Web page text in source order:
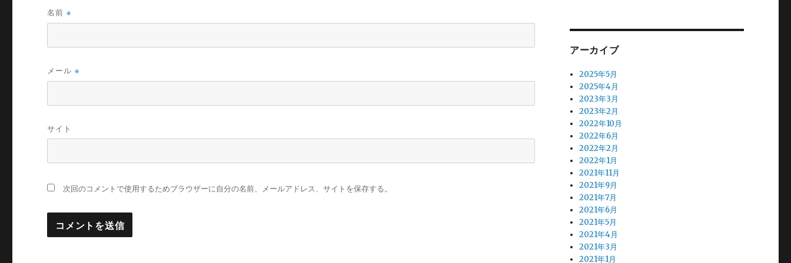
名前※
メール※
サイト
次回のコメントで使用するためブラウザーに自分の名前、メールアドレス、サイトを保存する。
アーカイブ
2025年5月
2025年4月
2023年3月
2023年2月
2022年10月
2022年6月
2022年2月
2022年1月
2021年11月
2021年9月
2021年7月
2021年6月
2021年5月
2021年4月
2021年3月
2021年1月